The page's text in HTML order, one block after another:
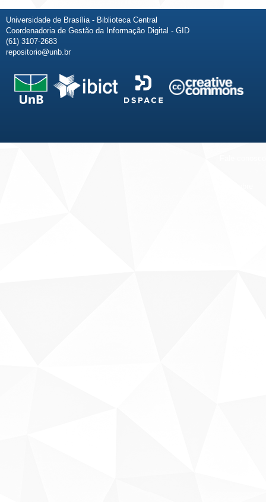
Universidade de Brasília - Biblioteca Central
Coordenadoria de Gestão da Informação Digital - GID
(61) 3107-2683
repositorio@unb.br